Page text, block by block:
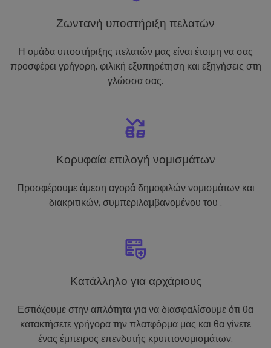
Ζωντανή υποστήριξη πελατών
Η ομάδα υποστήριξης πελατών μας είναι έτοιμη να σας
προσφέρει γρήγορη, φιλική εξυπηρέτηση και εξηγήσεις στη
γλώσσα σας.
Κορυφαία επιλογή νομισμάτων
Προσφέρουμε άμεση αγορά δημοφιλών νομισμάτων και
διακριτικών, συμπεριλαμβανομένου του .
Κατάλληλο για αρχάριους
Εστιάζουμε στην απλότητα για να διασφαλίσουμε ότι θα
κατακτήσετε γρήγορα την πλατφόρμα μας και θα γίνετε
ένας έμπειρος επενδυτής κρυπτονομισμάτων.